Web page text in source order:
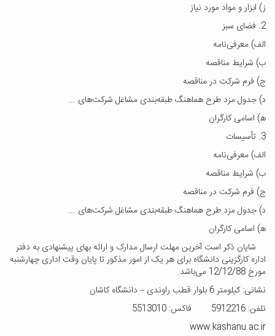
ز) ابزار و مواد مورد نیاز
2. فضای سبز
الف) معرفی‌نامه
ب) شرایط مناقصه
ج) فرم شرکت در مناقصه
د) جدول مزد طرح هماهنگ طبقه‌بندی مشاغل شرکت‌های ...
ه‍‌) اسامی کارگران
3. تأسیسات
الف) معرفی‌نامه
ب) شرایط مناقصه
ج) فرم شرکت در مناقصه
د) جدول مزد طرح هماهنگ طبقه‌بندی مشاغل شرکت‌های ...
ه‍‌) اسامی کارگران
شایان ذکر است آخرین مهلت ارسال مدارک و ارائه بهای پیشنهادی به دفتر
اداره کارگزینی دانشگاه برای هر یک از امور مذکور تا پایان وقت اداری چهارشنبه
مورخ 12/12/88 می‌باشد.
نشانی: کیلومتر 6 بلوار قطب راوندی – دانشگاه کاشان
تلفن: 5912216 فاکس: 5513010
www.kashanu.ac.ir